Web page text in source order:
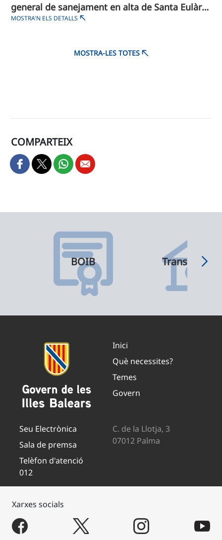
general de sanejament en alta de Santa Eulària
des Riu
MOSTRA'N ELS DETALLS
MOSTRA-LES TOTES
COMPARTEIX
BOIB
Inici
Què necessites?
Temes
Govern
Seu Electrònica
Sala de premsa
Telèfon d'atenció
012
C. de la Llotja, 3
07012 Palma
Xarxes socials